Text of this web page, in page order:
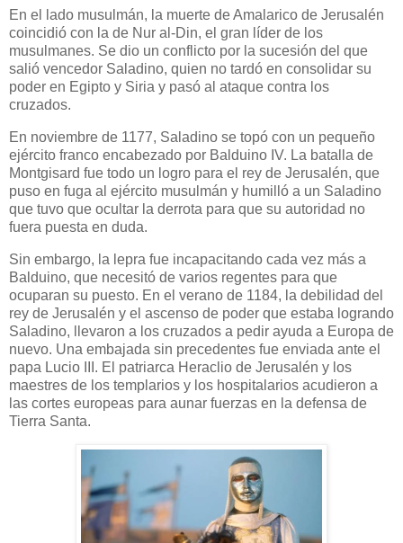
En el lado musulmán, la muerte de Amalarico de Jerusalén
coincidió con la de Nur al-Din, el gran líder de los
musulmanes. Se dio un conflicto por la sucesión del que
salió vencedor Saladino, quien no tardó en consolidar su
poder en Egipto y Siria y pasó al ataque contra los
cruzados.
En noviembre de 1177, Saladino se topó con un pequeño
ejército franco encabezado por Balduino IV. La batalla de
Montgisard fue todo un logro para el rey de Jerusalén, que
puso en fuga al ejército musulmán y humilló a un Saladino
que tuvo que ocultar la derrota para que su autoridad no
fuera puesta en duda.
Sin embargo, la lepra fue incapacitando cada vez más a
Balduino, que necesitó de varios regentes para que
ocuparan su puesto. En el verano de 1184, la debilidad del
rey de Jerusalén y el ascenso de poder que estaba logrando
Saladino, llevaron a los cruzados a pedir ayuda a Europa de
nuevo. Una embajada sin precedentes fue enviada ante el
papa Lucio III. El patriarca Heraclio de Jerusalén y los
maestres de los templarios y los hospitalarios acudieron a
las cortes europeas para aunar fuerzas en la defensa de
Tierra Santa.